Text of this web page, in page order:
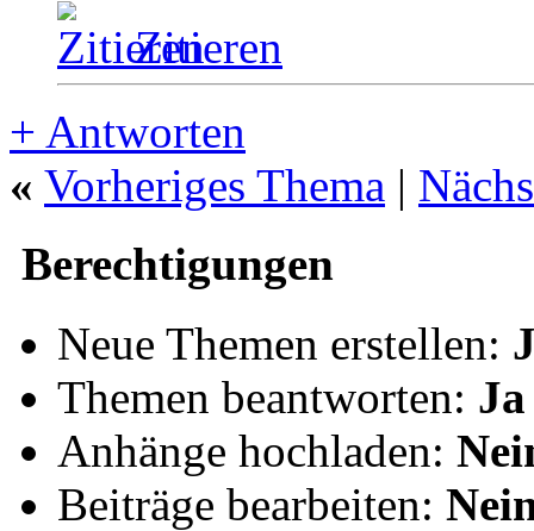
Zitieren
+ Antworten
« Vorheriges Thema |
Berechtigungen
Neue Themen erstellen:
Themen beantworten: Ja
Anhänge hochladen:
Beiträge bearbeiten: